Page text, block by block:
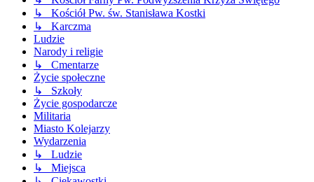
↳ Kościół Pw. św. Stanisława Kostki
↳ Karczma
Ludzie
Narody i religie
↳ Cmentarze
Życie społeczne
↳ Szkoły
Życie gospodarcze
Militaria
Miasto Kolejarzy
Wydarzenia
↳ Ludzie
↳ Miejsca